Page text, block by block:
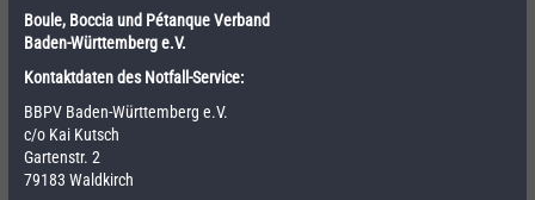
Boule, Boccia und Pétanque Verband
Baden-Württemberg e.V.
Kontaktdaten des Notfall-Service:
BBPV Baden-Württemberg e.V.
c/o Kai Kutsch
Gartenstr. 2
79183 Waldkirch